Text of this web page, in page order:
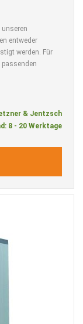
entweder
werden. Für
& Jentzsch
8 - 20 Werktage